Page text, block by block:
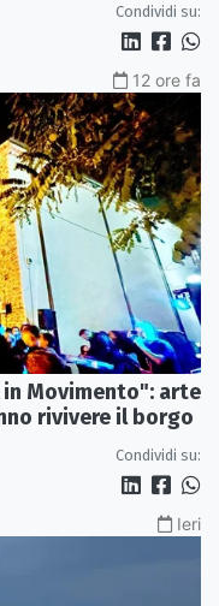
Condividi su:
12 ore fa
Movimento": arte
rivivere il borgo
Condividi su:
Ieri